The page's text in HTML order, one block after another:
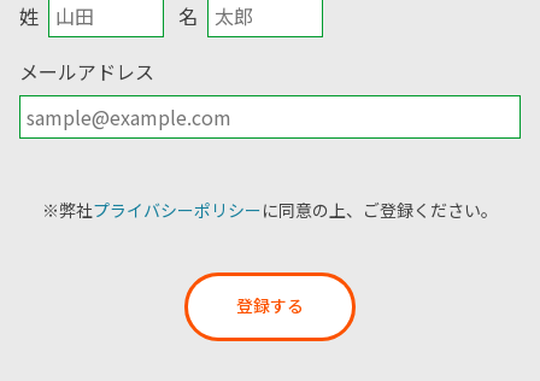
姓
名
メールアドレス
※弊社プライバシーポリシーに同意の上、ご登録ください。
登録する